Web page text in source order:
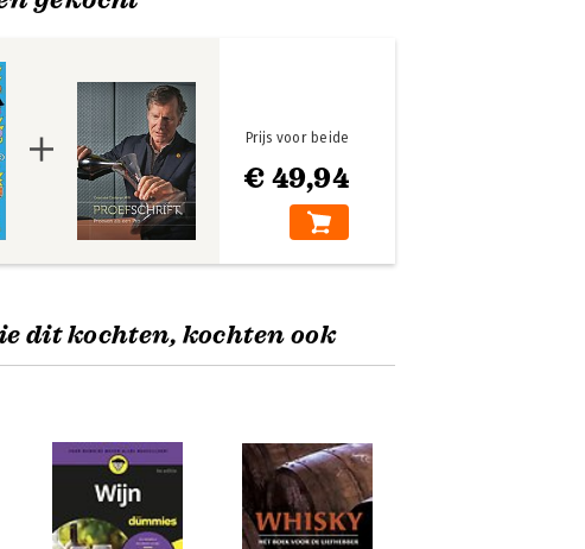
€ 49,94
Prijs voor beide
dit kochten, kochten ook